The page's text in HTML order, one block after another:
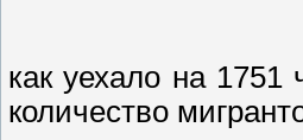
как уехало на
количество